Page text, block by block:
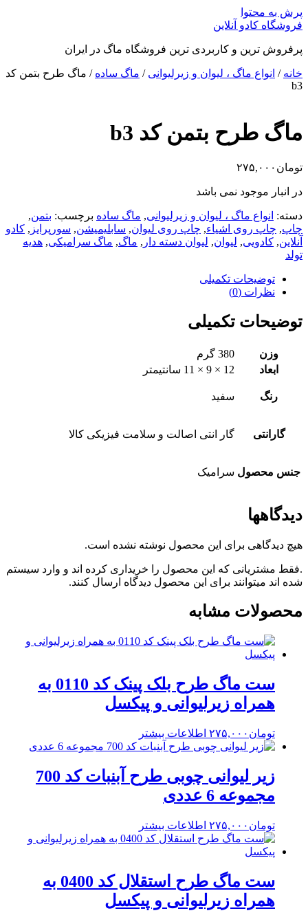
پرش به محتوا
فروشگاه کادو آنلاین
پرفروش ترین و کاربردی ترین فروشگاه ماگ در ایران
خانه / انواع ماگ ، لیوان و زیرلیوانی / ماگ ساده / ماگ طرح بتمن کد
b3
ماگ طرح بتمن کد b3
تومان ۲۷۵,۰۰۰
در انبار موجود نمی باشد
دسته: انواع ماگ ، لیوان و زیرلیوانی, ماگ ساده برچسب: بتمن,
چاپ, چاپ روی اشیاء, چاپ روی لیوان, سابلیمیشن, سورپرایز , کادو
آنلاین, کادویی, لیوان, لیوان دسته دار , ماگ, ماگ سرامیکی, هدیه
تولد
توضیحات تکمیلی
نظرات (0)
توضیحات تکمیلی
وزن
380 گرم
ابعاد
12 × 9 × 11 سانتیمتر
رنگ سفید
گارانتی گار انتی اصالت و سلامت فیزیکی کالا
جنس محصول سرامیک
دیدگاهها
هیچ دیدگاهی برای این محصول نوشته نشده است.
.فقط مشتریانی که این محصول را خریداری کرده اند و وارد سیستم
شده اند میتوانند برای این محصول دیدگاه ارسال کنند.
محصولات مشابه
ست ماگ طرح بلک پینک کد 0110 به
همراه زیرلیوانی و پیکسل
تومان ۲۷۵,۰۰۰ اطلاعات بیشتر
زیر لیوانی چوبی طرح آبنبات کد 700
مجموعه 6 عددی
تومان ۲۷۵,۰۰۰ اطلاعات بیشتر
ست ماگ طرح استقلال کد 0400 به
همراه زیرلیوانی و پیکسل